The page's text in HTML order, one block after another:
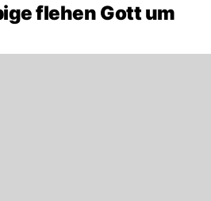
flehen Gott um